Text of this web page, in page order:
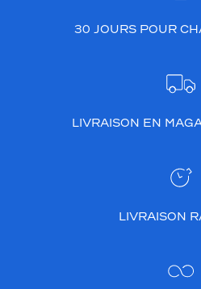
30 JOURS POUR
LIVRAISON EN
LIVRAISON